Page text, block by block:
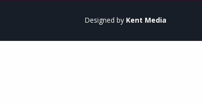
Designed by Kent Media